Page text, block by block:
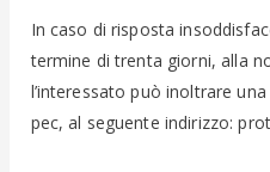
In caso di risposta
termine di trenta giorni, alla
l’interessato può inoltrare
pec, al seguente indirizzo: